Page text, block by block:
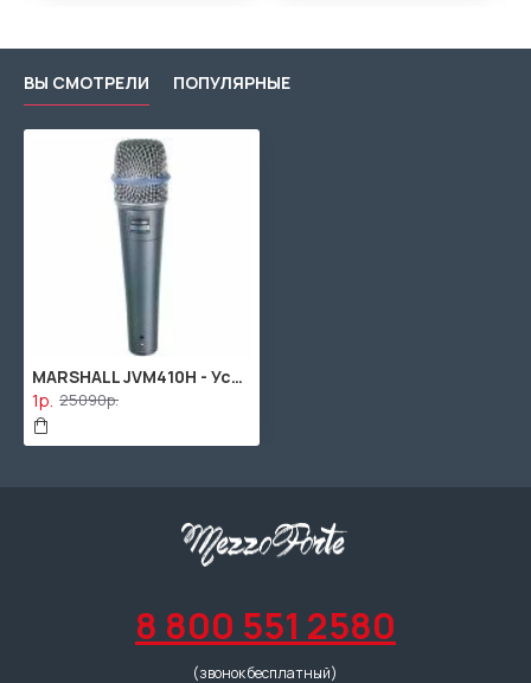
ВЫ СМОТРЕЛИ ПОПУЛЯРНЫЕ
MARSHALL JVM410H - Усилитель 'голова' Маршал
1р. 25090р.
8 800 551 2580
(звонок бесплатный)